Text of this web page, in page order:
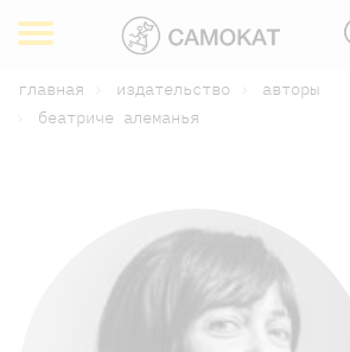
главная издательство
авторы
беатриче алеманья